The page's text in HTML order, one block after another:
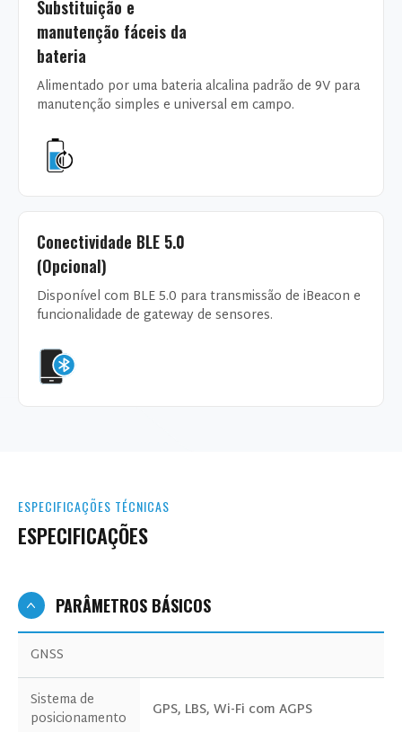
Substituição e
manutenção fáceis da
bateria
Alimentado por uma bateria alcalina padrão de 9V para
manutenção simples e universal em campo.
Conectividade BLE 5.0
(Opcional)
Disponível com BLE 5.0 para transmissão de iBeacon e
funcionalidade de gateway de sensores.
ESPECIFICAÇÕES TÉCNICAS
ESPECIFICAÇÕES
PARÂMETROS BÁSICOS
GNSS
Sistema de
posicionamento
GPS, LBS, Wi-Fi com AGPS